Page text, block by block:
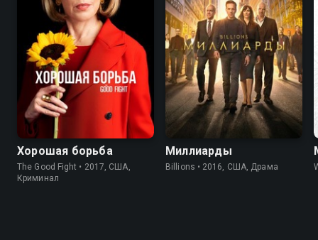
7.9 8.3
Хорошая борьба
The Good Fight • 2017, США,
Криминал
8.4 8.3
Миллиарды
Billions • 2016, США, Драма